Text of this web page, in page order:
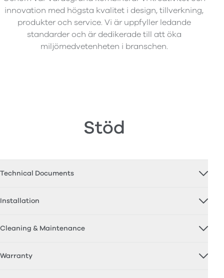
innovation med högsta kvalitet i design, tillverkning,
produkter och service. Vi är uppfyller ledande
standarder och är dedikerade till att öka
miljömedvetenheten i branschen.
Stöd
Technical Documents
Installation
Cleaning & Maintenance
Warranty